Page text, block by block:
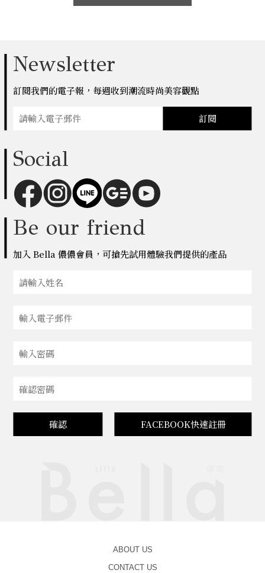
Newsletter
訂閱我們的電子報，每週收到潮流時尚美容觀點
訂閱
Social
Be our friend
加入 Bella 儂儂會員，可搶先試用體驗我們提供的產品
確認 FACEBOOK快速註冊
ABOUT US
CONTACT US